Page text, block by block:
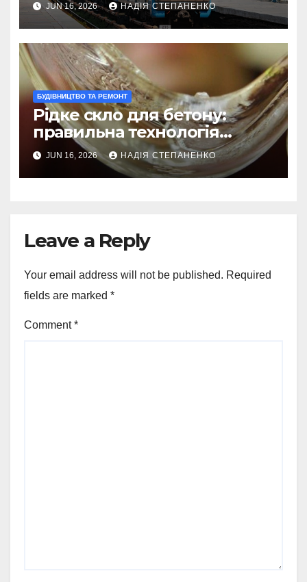
JUN 16, 2026 НАДІЯ СТЕПАНЕНКО
БУДІВНИЦТВО ТА РЕМОНТ
Рідке скло для бетону:
правильна технологія
нанесення
JUN 16, 2026 НАДІЯ СТЕПАНЕНКО
Leave a Reply
Your email address will not be published. Required
fields are marked *
Comment*